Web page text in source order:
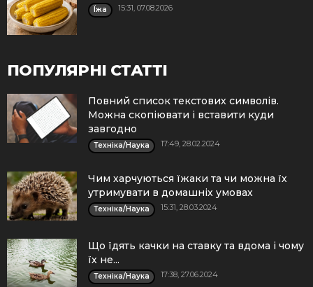
Їжа 15:31, 07.08.2026
ПОПУЛЯРНІ СТАТТІ
Повний список текстових символів.
Можна скопіювати і вставити куди
завгодно
Техніка/Наука 17:49, 28.02.2024
Чим харчуються їжаки та чи можна їх
утримувати в домашніх умовах
Техніка/Наука 15:31, 28.03.2024
Що їдять качки на ставку та вдома і чому
їх не...
Техніка/Наука 17:38, 27.06.2024